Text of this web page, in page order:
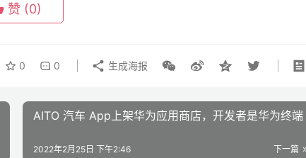
赞 (0)
0 0 生成海报
AITO 汽车 App上架华为应用商店，开发者是华为终端
下一篇
2022年2月25日 下午2:46